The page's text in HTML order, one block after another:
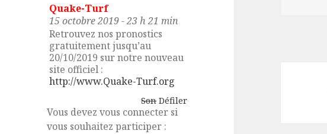
Quake-Turf
15 octobre 2019 - 23 h 21 min
Retrouvez nos pronostics
gratuitement jusqu’au
20/10/2019 sur notre nouveau
site officiel :
http://www.Quake-Turf.org
Défiler
Son
Vous devez vous connecter si
vous souhaitez participer :